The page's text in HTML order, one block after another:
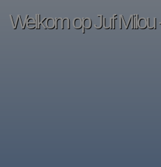
Welkom op Juf Milou